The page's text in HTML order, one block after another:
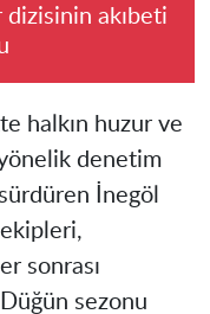
dizisinin akıbeti
halkın huzur ve
denetim
İnegöl
sonrası
sezonu